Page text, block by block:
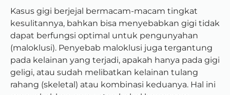
Kasus gigi berjejal bermacam-macam tingkat
kesulitannya, bahkan bisa menyebabkan gigi tidak
dapat berfungsi optimal untuk pengunyahan
(maloklusi). Penyebab maloklusi juga tergantung
pada kelainan yang terjadi, apakah hanya pada gigi
geligi, atau sudah melibatkan kelainan tulang
rahang (skeletal) atau kombinasi keduanya. Hal ini